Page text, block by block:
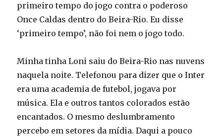
primeiro tempo do jogo contra o poderoso
Once Caldas dentro do Beira-Rio. Eu disse
‘primeiro tempo’, não foi nem o jogo todo.
Minha tinha Loni saiu do Beira-Rio nas nuvens
naquela noite. Telefonou para dizer que o Inter
era uma academia de futebol, jogava por
música. Ela e outros tantos colorados estão
encantados. O mesmo deslumbramento
percebo em setores da mídia. Daqui a pouco